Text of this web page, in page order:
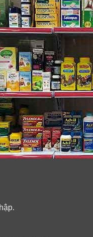
các đốm
màng, trẻ hoá làn
nám SK II